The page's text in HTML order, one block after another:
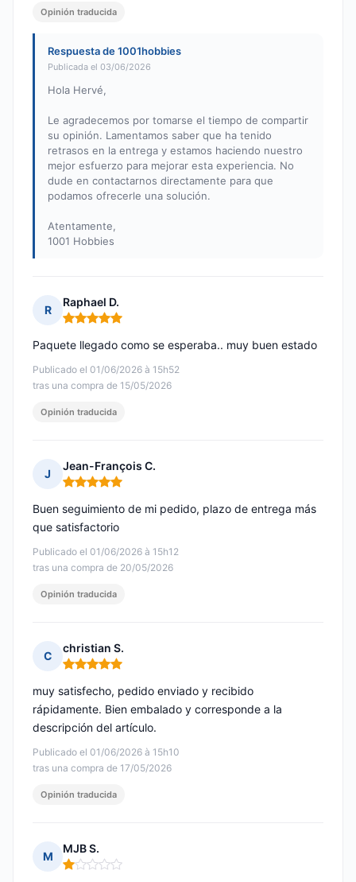
Opinión traducida
Respuesta de 1001hobbies
Publicada el 03/06/2026
Hola Hervé,
Le agradecemos por tomarse el tiempo de compartir
su opinión. Lamentamos saber que ha tenido
retrasos en la entrega y estamos haciendo nuestro
mejor esfuerzo para mejorar esta experiencia. No
dude en contactarnos directamente para que
podamos ofrecerle una solución.
Atentamente,
1001 Hobbies
R
Raphael D.
Nota: 5 de 5
Publicado el 01/06/2026 à 15h52
tras una compra de 15/05/2026
Paquete llegado como se esperaba.. muy buen estado
Opinión traducida
J
Jean-François C.
Nota: 5 de 5
Publicado el 01/06/2026 à 15h12
tras una compra de 20/05/2026
Buen seguimiento de mi pedido, plazo de entrega más
que satisfactorio
Opinión traducida
C
christian S.
Nota: 5 de 5
Publicado el 01/06/2026 à 15h10
tras una compra de 17/05/2026
muy satisfecho, pedido enviado y recibido
rápidamente. Bien embalado y corresponde a la
descripción del artículo.
Opinión traducida
M
MJB S.
Nota: 1 de 5